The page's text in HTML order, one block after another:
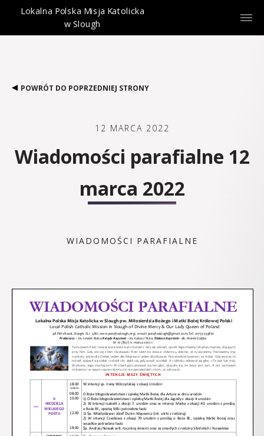
Lokalna Polska Misja Katolicka
w Slough
POWRÓT DO POPRZEDNIEJ STRONY
12 MARCA 2022
Wiadomości parafialne 12
marca 2022
WIADOMOŚCI PARAFIALNE